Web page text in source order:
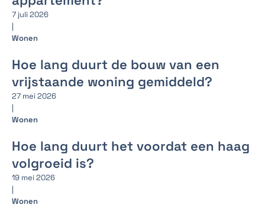
7 juli 2026
|
Wonen
Hoe lang duurt de bouw van een
vrijstaande woning gemiddeld?
27 mei 2026
|
Wonen
Hoe lang duurt het voordat een haag
volgroeid is?
19 mei 2026
|
Wonen